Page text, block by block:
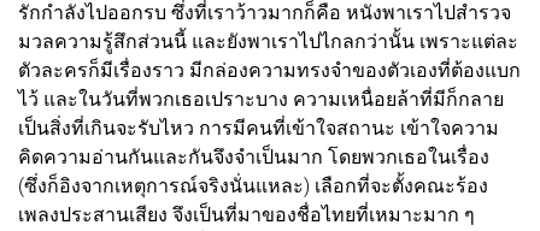
รักกำลังไปออกรบ ซึ่งที่เราว้าวมากก็คือ หนังพาเราไปสำรวจ
มวลความรู้สึกส่วนนี้ และยังพาเราไปไกลกว่านั้น เพราะแต่ละ
ตัวละครก็มีเรื่องราว มีกล่องความทรงจำของตัวเองที่ต้องแบก
ไว้ และในวันที่พวกเธอเปราะบาง ความเหนื่อยล้าที่มีก็กลาย
เป็นสิ่งที่เกินจะรับไหว การมีคนที่เข้าใจสถานะ เข้าใจความ
คิดความอ่านกันและกันจึงจำเป็นมาก โดยพวกเธอในเรื่อง
(ซึ่งก็อิงจากเหตุการณ์จริงนั่นแหละ) เลือกที่จะตั้งคณะร้อง
เพลงประสานเสียง จึงเป็นที่มาของชื่อไทยที่เหมาะมาก ๆ